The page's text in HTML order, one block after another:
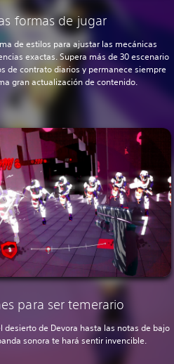
formas de jugar
de estilos para ajustar las mecánicas
exactas. Supera más de 30 escenario
de contrato diarios y permanece siempre
gran actualización de contenido.
para ser temerario
desierto de Devora hasta las notas de bajo
sonora te hará sentir invencible.